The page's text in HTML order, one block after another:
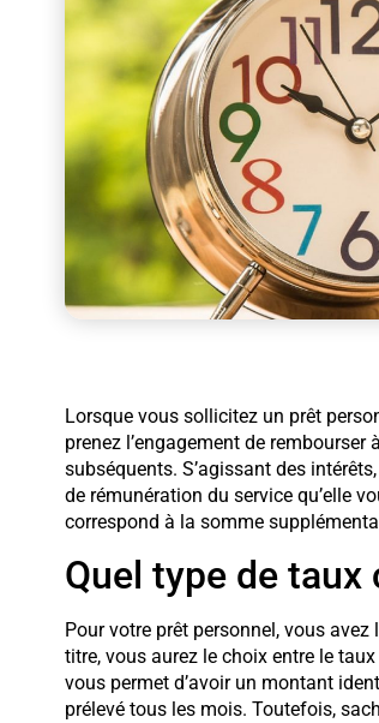
Lorsque vous sollicitez un prêt
prenez l’engagement de
subséquents. S’agissant des
de rémunération du service qu’elle
correspond à la somme
Quel type de taux
Pour votre prêt personnel, vous
titre, vous aurez le choix entre le
vous permet d’avoir un montant
prélevé tous les mois. Toutefois,